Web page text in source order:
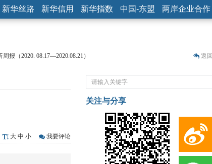
新华丝路 新华信用 新华指数 中国-东盟 两岸企业合作
报（2020. 08.17—2020.08.21）
资金利率明显下行
返
大 中 小 我要评论
关注与分享